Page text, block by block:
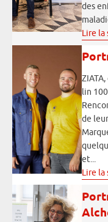
des
Lire la
lin
de
et...
Lire la